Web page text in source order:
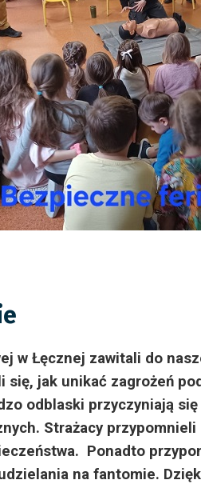
w Łęcznej zawitali do
jak unikać zagrożeń
odblaski przyczyniają
Strażacy
Ponadto
na fantomie.